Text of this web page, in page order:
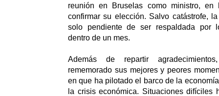
reunión en Bruselas como ministro,
confirmar su elección. Salvo catástrofe,
solo pendiente de ser respaldada por
dentro de un mes.
Además de repartir
rememorado sus mejores y peores
en que ha pilotado el barco de la
la crisis económica. Situaciones difíciles